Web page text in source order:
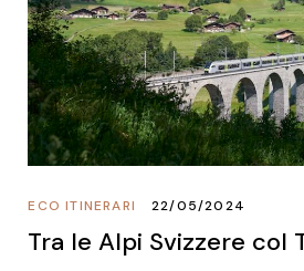
ECO ITINERARI 22/05/2024
Tra le Alpi Svizzere col